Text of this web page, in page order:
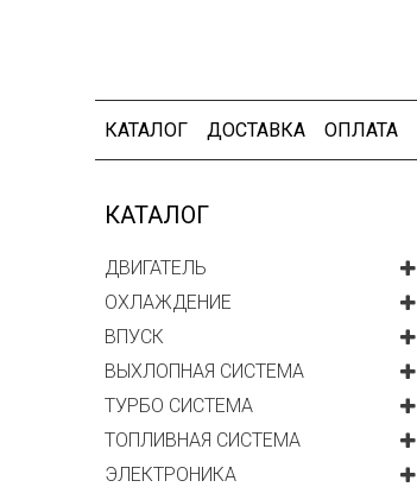
КАТАЛОГ ДОСТАВКА ОПЛАТА
КАТАЛОГ
ДВИГАТЕЛЬ
ОХЛАЖДЕНИЕ
ВПУСК
ВЫХЛОПНАЯ СИСТЕМА
ТУРБО СИСТЕМА
ТОПЛИВНАЯ СИСТЕМА
ЭЛЕКТРОНИКА